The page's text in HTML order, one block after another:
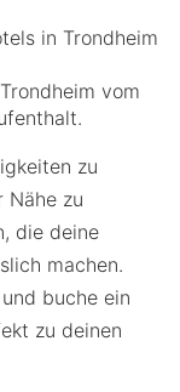
in Trondheim
vom
zu
Nähe zu
die deine
machen.
buche ein
zu deinen